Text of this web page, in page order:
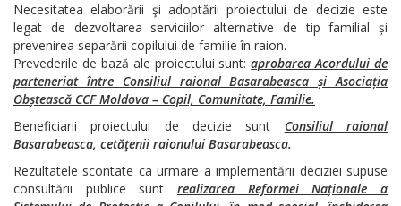
Necesitatea elaborării şi adoptării proiectului de decizie este
legat de dezvoltarea serviciilor alternative de tip familial și
prevenirea separării copilului de familie în raion.
Prevederile de bază ale proiectului sunt:aprobarea Acordului de
parteneriat între Consiliul raional Basarabeasca și Asociația
Obștească CCF Moldova – Copil, Comunitate, Familie.
Beneficiarii proiectului de decizie sunt Consiliul raional
Basarabeasca, cetăţenii raionului Basarabeasca.
Rezultatele scontate ca urmare a implementării deciziei supuse
consultării publice sunt realizarea Reformei Naționale a